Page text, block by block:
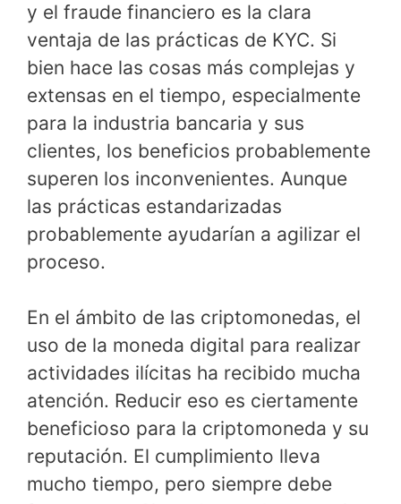
y el fraude financiero es la clara
ventaja de las prácticas de KYC. Si
bien hace las cosas más complejas y
extensas en el tiempo, especialmente
para la industria bancaria y sus
clientes, los beneficios probablemente
superen los inconvenientes. Aunque
las prácticas estandarizadas
probablemente ayudarían a agilizar el
proceso.
En el ámbito de las criptomonedas, el
uso de la moneda digital para realizar
actividades ilícitas ha recibido mucha
atención. Reducir eso es ciertamente
beneficioso para la criptomoneda y su
reputación. El cumplimiento lleva
mucho tiempo, pero siempre debe